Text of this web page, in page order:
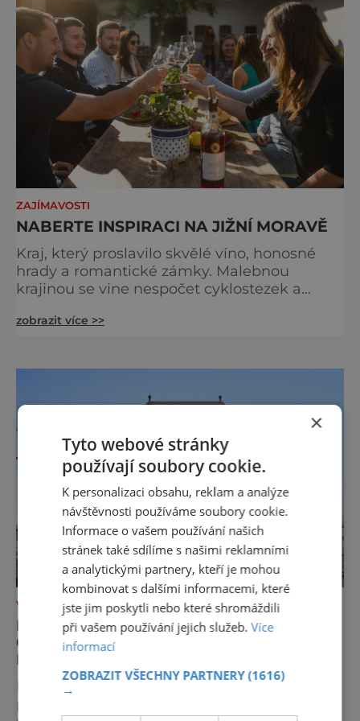
ZAJÍMAVOSTI
NABERTE INSPIRACI NA JIŽNÍ MORAVĚ
Kraj, který proslavilo skvělé víno, honosné
hrady a romantické zámky. Malebnou
krajinou se vine nespočet cyklostezek a
Vranov nad Dyjí a zahrady lednického zámku
vinobraní? Kdepak, všechna práce,
zobrazit více >>
VÝLETY ZA POZNÁNÍM
BRNĚNSKÝ OPEN HOUSE OTEVŘE 116
OBJEKTŮ. REZERVACE STARTUJÍ 9.
KVĚTNA
Desítku zbrusu nových podcastů, speciální
prohlídky či asistenci pro znevýhodněné
×
Tyto webové stránky
používají soubory cookie.
K personalizaci obsahu, reklam a analýze
návštěvnosti používáme soubory cookie.
Informace o vašem používání našich
stránek také sdílíme s našimi reklamními
a analytickými partnery, kteří je mohou
kombinovat s dalšími informacemi, které
jste jim poskytli nebo které shromáždili
při vašem používání jejich služeb.Více
informací
ZOBRAZIT VŠECHNY PARTNERY(1616)
→